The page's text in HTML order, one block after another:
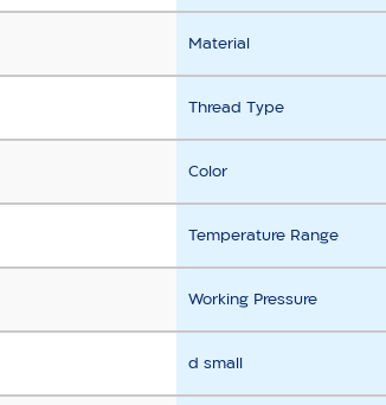
Material
Thread Type
Color
Temperature Range
Working Pressure
d small